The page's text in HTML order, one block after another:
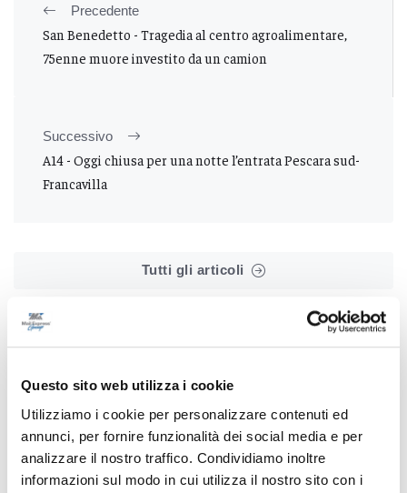
Questo sito web utilizza i cookie
Utilizziamo i cookie per personalizzare contenuti ed
annunci, per fornire funzionalità dei social media e per
analizzare il nostro traffico. Condividiamo inoltre
informazioni sul modo in cui utilizza il nostro sito con i
Precedente
San Benedetto - Tragedia al centro agroalimentare,
75enne muore investito da un camion
Successivo
A14 - Oggi chiusa per una notte l’entrata Pescara sud-
Francavilla
Tutti gli articoli
Correlati